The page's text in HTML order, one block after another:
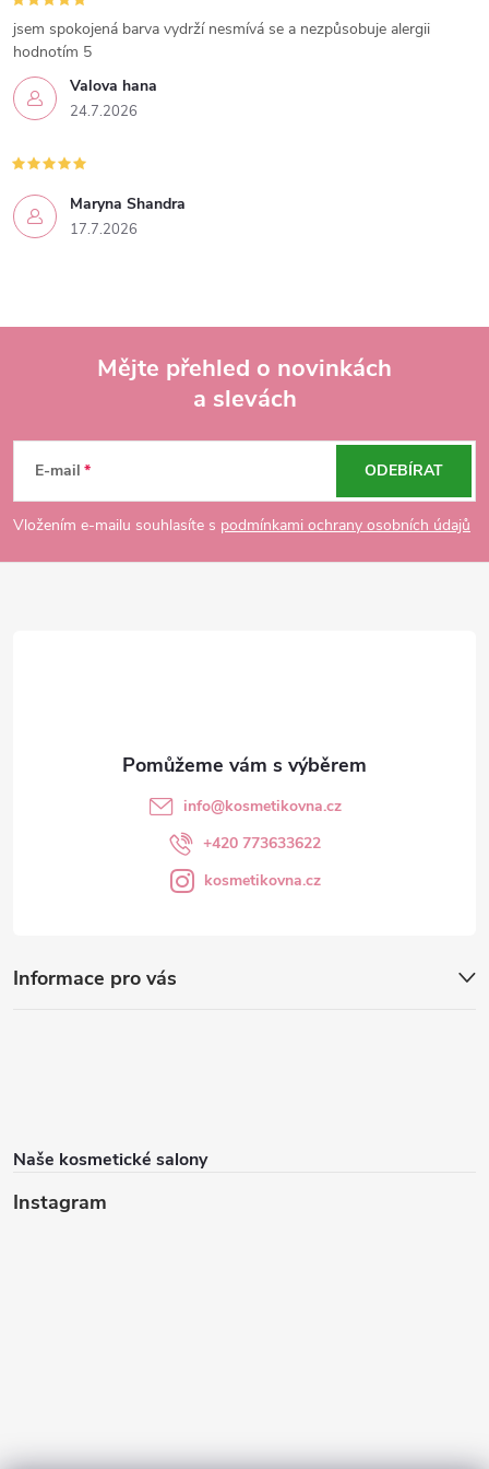
Valova hana
24.7.2026
jsem spokojená barva vydrží nesmívá se a nezpůsobuje alergii
hodnotím 5
Maryna Shandra
17.7.2026
p
a
Mějte přehled o novinkách
a slevách
E-mail
Vložením e-mailu souhlasíte s podmínkami ochrany osobních údajů
ODEBÍRAT
Informace pro vás
Naše kosmetické salony
Instagram
info@kosmetikovna.cz
+420 773633622
kosmetikovna.cz